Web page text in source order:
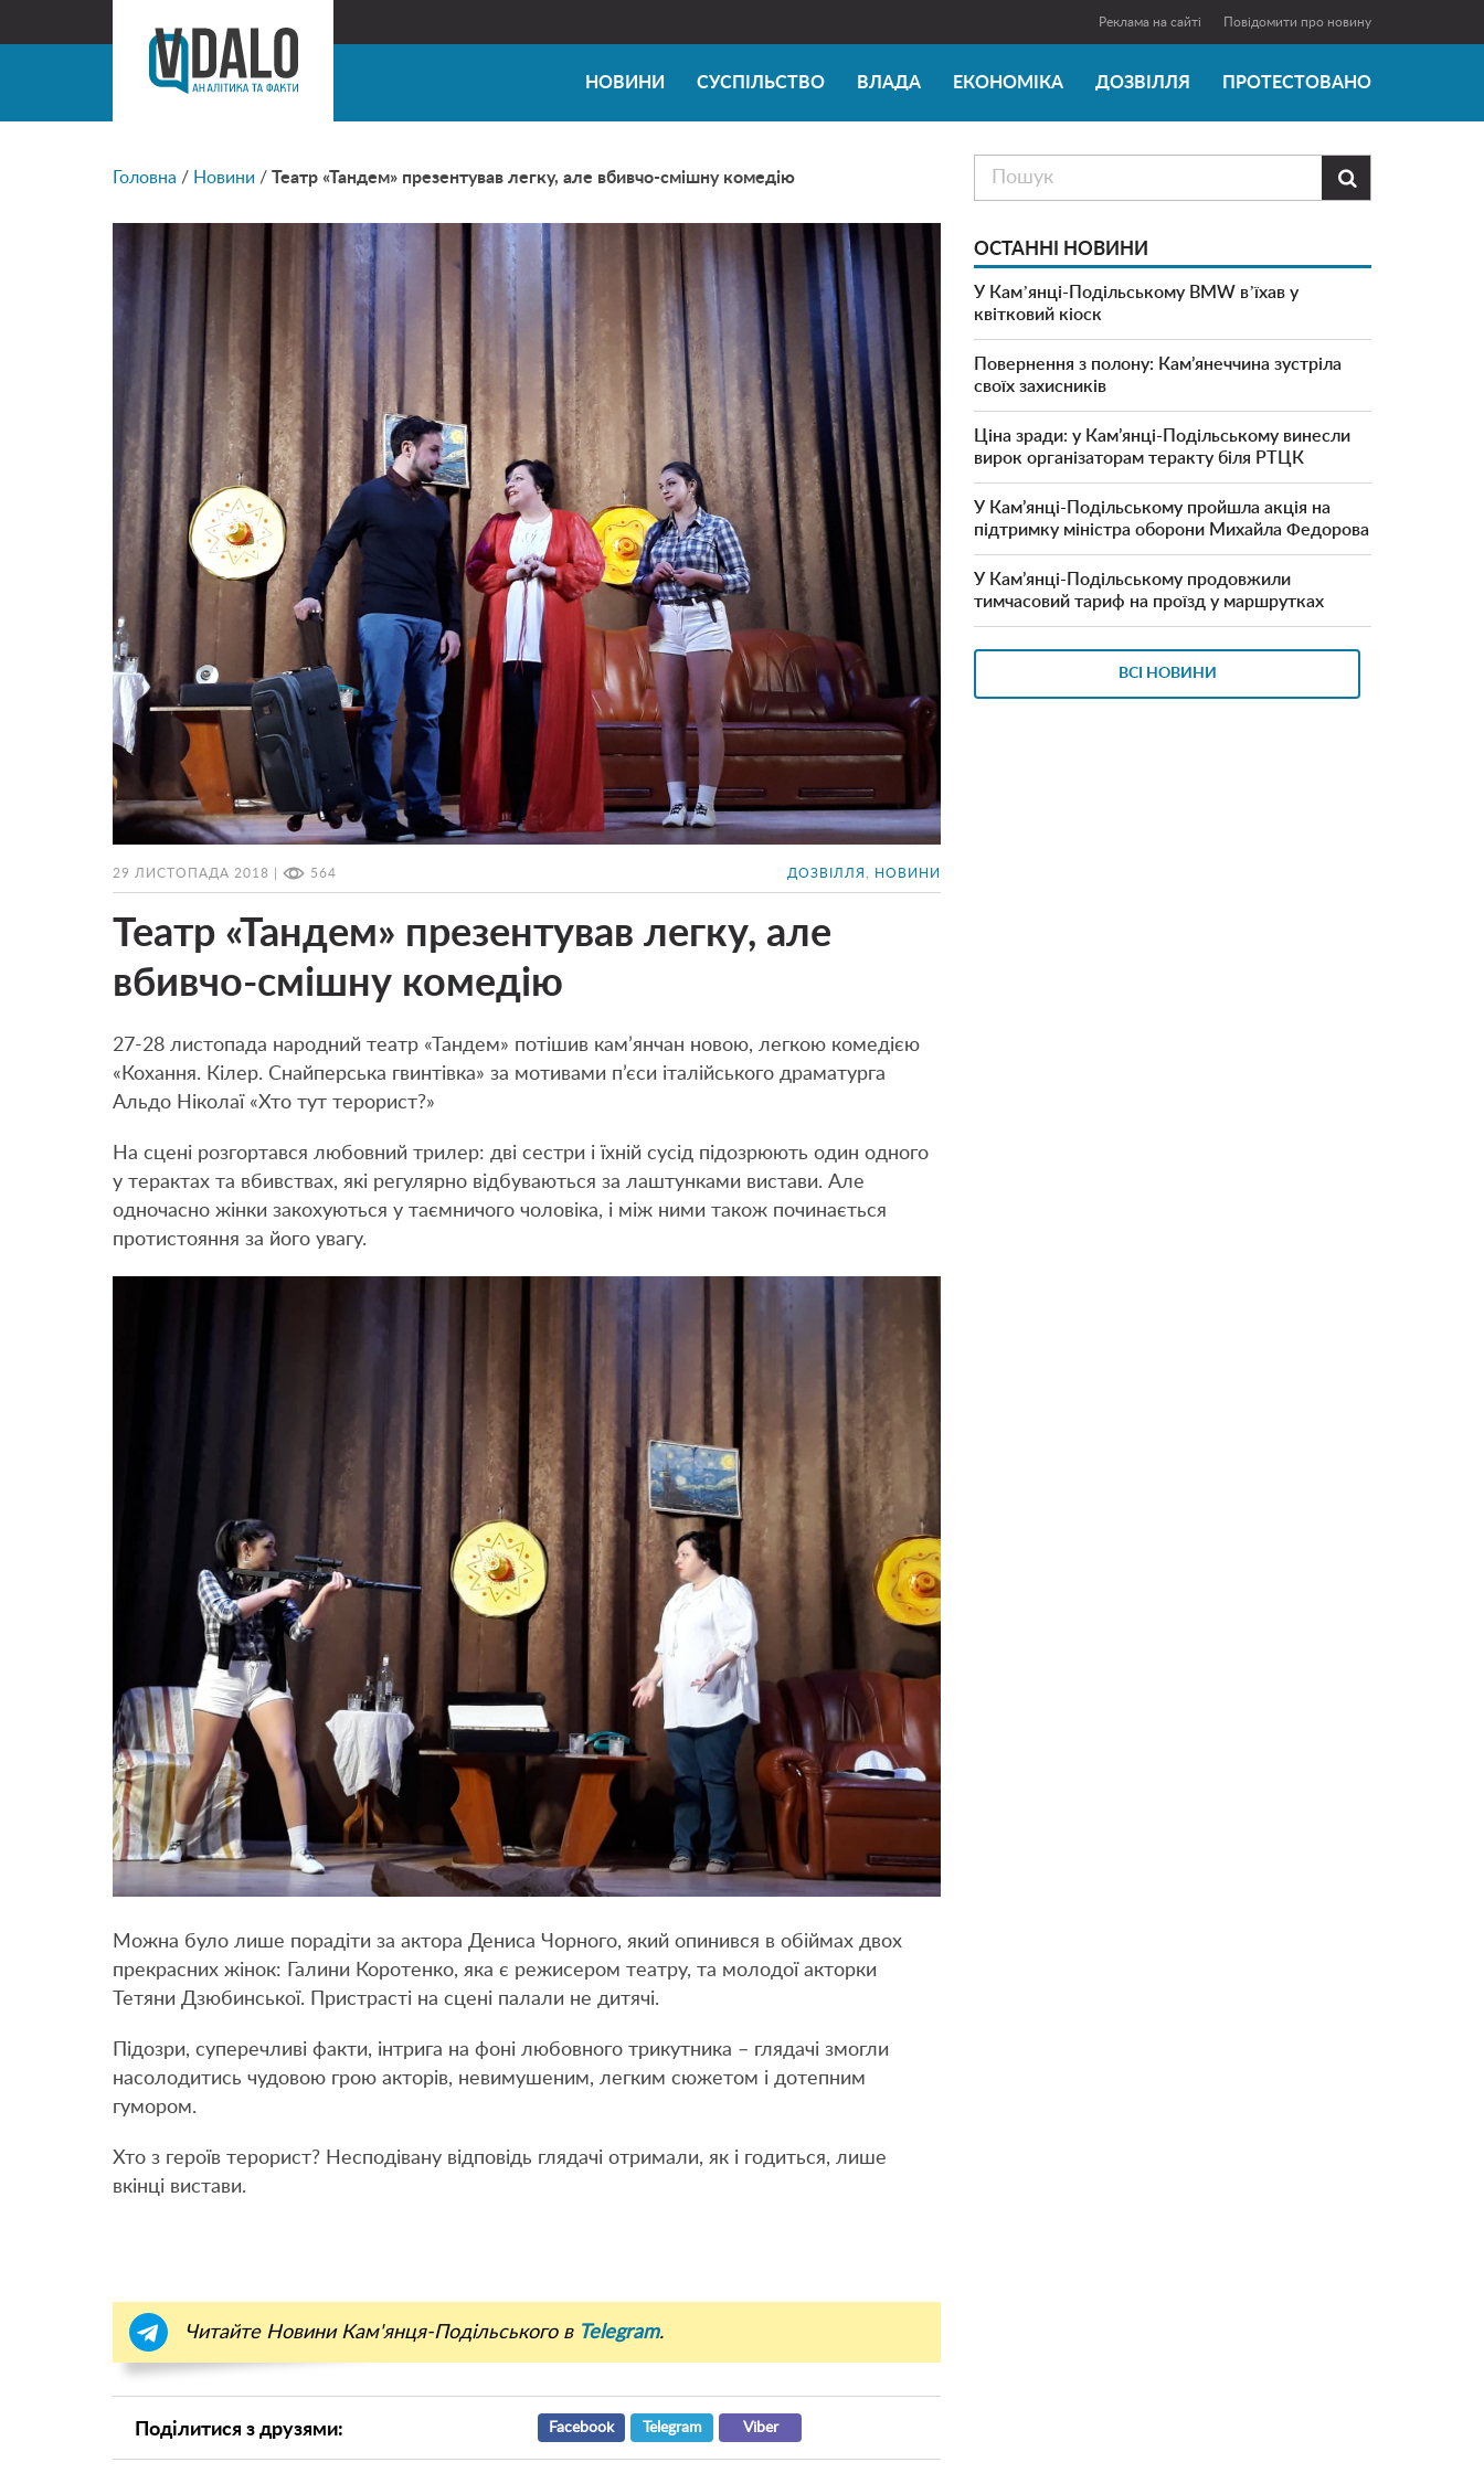
Реклама на сайті Повідомити про новину
НОВИНИ СУСПІЛЬСТВО ВЛАДА ЕКОНОМІКА ДОЗВІЛЛЯ ПРОТЕСТОВАНО
Головна / Новини / Театр «Тандем» презентував легку, але вбивчо-смішну комедію
29 ЛИСТОПАДА 2018 | 564 ДОЗВІЛЛЯ НОВИНИ
Театр «Тандем» презентував легку, але
вбивчо-смішну комедію
27-28 листопада народний театр «Тандем» потішив кам’янчан новою, легкою комедією
«Кохання. Кілер. Снайперська гвинтівка» за мотивами п’єси італійського драматурга
Альдо Ніколаї «Хто тут терорист?»
На сцені розгортався любовний трилер: дві сестри і їхній сусід підозрюють один одного
у терактах та вбивствах, які регулярно відбуваються за лаштунками вистави. Але
одночасно жінки закохуються у таємничого чоловіка, і між ними також починається
протистояння за його увагу.
Можна було лише порадіти за актора Дениса Чорного, який опинився в обіймах двох
прекрасних жінок: Галини Коротенко, яка є режисером театру, та молодої акторки
Тетяни Дзюбинської. Пристрасті на сцені палали не дитячі.
Підозри, суперечливі факти, інтрига на фоні любовного трикутника – глядачі змогли
насолодитись чудовою грою акторів, невимушеним, легким сюжетом і дотепним
гумором.
Хто з героїв терорист? Несподівану відповідь глядачі отримали, як і годиться, лише
вкінці вистави.
Читайте Новини Кам'янця-Подільського в Telegram.
Поділитися з друзями: Facebook Telegram Viber

ОСТАННІ НОВИНИ
У Камʼянці-Подільському BMW вʼїхав у
квітковий кіоск
Повернення з полону: Кам’янеччина зустріла
своїх захисників
Ціна зради: у Кам’янці-Подільському винесли
вирок організаторам теракту біля РТЦК
У Кам’янці-Подільському пройшла акція на
підтримку міністра оборони Михайла Федорова
У Кам’янці-Подільському продовжили
тимчасовий тариф на проїзд у маршрутках
ВСІ НОВИНИ